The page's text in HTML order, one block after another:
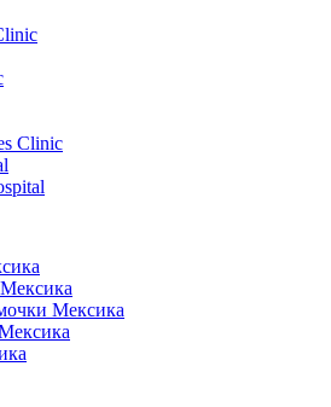
Clinic
Мексика